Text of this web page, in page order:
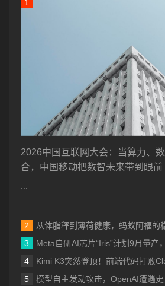
2026中国互联网大会：当算力、
合，中国移动把数智未来带到眼前
从体脂秤到薄荷健康，蚂蚁阿福的
Meta自研AI芯片“Iris”计划9月量产，
Kimi K3突然登顶！前端代码打败Claude
模型自主发动攻击，OpenAI遭遇